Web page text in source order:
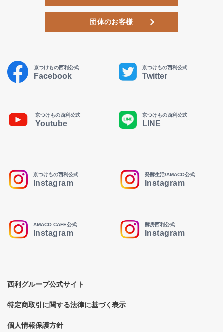
団体のお客様
京つけもの西利公式
Facebook
京つけもの西利公式
Twitter
京つけもの西利公式
Youtube
京つけもの西利公式
LINE
京つけもの西利公式
Instagram
発酵生活/AMACO公式
Instagram
AMACO CAFE公式
Instagram
酵房西利公式
Instagram
西利グループ公式サイト
特定商取引に関する法律に基づく表示
個人情報保護方針